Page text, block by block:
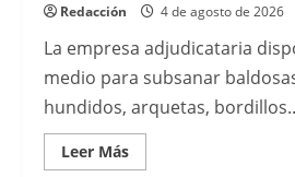
Redacción 4 de agosto de 2026
La empresa adjudicataria
medio para subsanar
hundidos, arquetas,
Leer MásLeer
más